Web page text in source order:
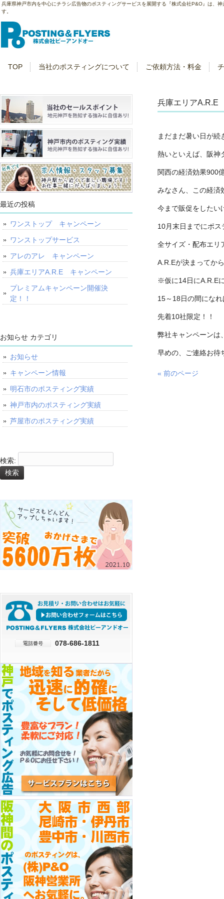
兵庫県神戸市内を中心にチラシ広告物のポスティングサービスを展開する『株式会社P&O』は、
す。
TOP 当社のポスティングについて ご依頼方法・料金
兵庫エリア
まだまだ暑い日が
熱いといえば、阪神
関西の経済効果900
みなさん、この経済
今まで販促をしたい
10月末日までにポ
全サイズ・配布エ
A.R.Eが決まってか
※仮に14日にA.R.E
15～18日の間にな
先着10社限定！！
弊社キャンペーンは
早めの、ご連絡お待
« 前のページ
最近の投稿
ワンストップ キャンペーン
ワンストップサービス
アレのアレ キャンペーン
兵庫エリアA.R.E キャンペーン
プレミアムキャンペーン開催決
定！！
お知らせ カテゴリ
お知らせ
キャンペーン情報
明石市のポスティング実績
神戸市内のポスティング実績
芦屋市のポスティング実績
検索:
078-686-1811